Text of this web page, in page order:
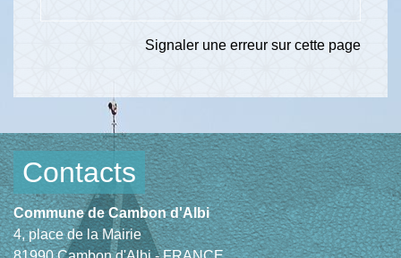
Signaler une erreur sur cette page
Contacts
Commune de Cambon d'Albi
4, place de la Mairie